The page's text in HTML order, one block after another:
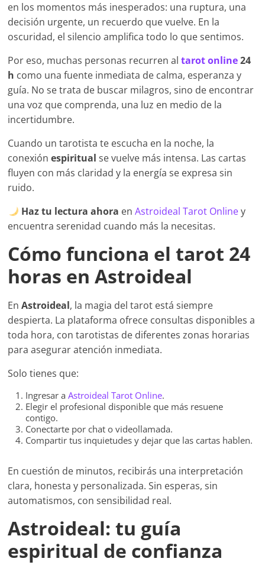
en los momentos más inesperados: una ruptura, una
decisión urgente, un recuerdo que vuelve. En la
oscuridad, el silencio amplifica todo lo que sentimos.
Por eso, muchas personas recurren altarot online24
h como una fuente inmediata de calma, esperanza y
guía. No se trata de buscar milagros, sino de encontrar
una voz que comprenda, una luz en medio de la
incertidumbre.
Cuando un tarotista te escucha en la noche, la
conexiónespiritual se vuelve más intensa. Las cartas
fluyen con más claridad y la energía se expresa sin
ruido.
Haz tu lectura ahora en Astroideal Tarot Onliney
encuentra serenidad cuando más la necesitas.
Cómo funciona el tarot 24
horas en Astroideal
EnAstroideal, la magia del tarot está siempre
despierta. La plataforma ofrece consultas disponibles a
toda hora, con tarotistas de diferentes zonas horarias
para asegurar atención inmediata.
Solo tienes que:
Ingresar aAstroideal Tarot Online.
Elegir el profesional disponible que más resuene
contigo.
Conectarte por chat o videollamada.
Compartir tus inquietudes y dejar que las cartas hablen.
En cuestión de minutos, recibirás una interpretación
clara, honesta y personalizada. Sin esperas, sin
automatismos, con sensibilidad real.
Astroideal: tu guía
espiritual de confianza